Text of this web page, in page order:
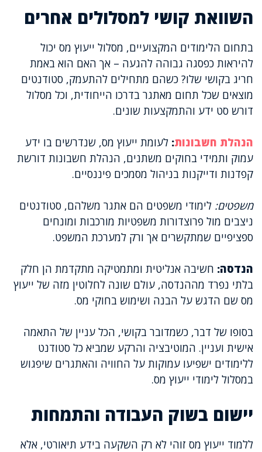
השוואת קושי למסלולים אחרים
בתחום הלימודים המקצועיים, מסלול ייעוץ מס יכול
להיראות כפסגה גבוהה להגעה – אך האם הוא באמת
חריג בקושי שלו? כשהם מתחילים להתעמק, סטודנטים
מוצאים שכל תחום מאתגר בדרכו הייחודית, וכל מסלול
דורש סט ידע והתמקצעות שונים.
הנהלת חשבונות: לעומת ייעוץ מס, שנדרשים בו ידע
עמוק ותמידי בחוקים משתנים, הנהלת חשבונות דורשת
קפדנות ודייקנות בניהול מסמכים פיננסיים.
משפטים: לימודי משפטים הם אתגר משלהם, סטודנטים
ניצבים מול פרוצדורות משפטיות מורכבות ומונחים
ספציפיים שמתקשרים אך ורק למערכת המשפט.
הנדסה: חשיבה אנליטית ומתמטיקה מתקדמת הן חלק
בלתי נפרד מההנדסה, עולם שונה לחלוטין מזה של ייעוץ
מס שם הדגש על הבנה ושימוש בחוקי מס.
בסופו של דבר, כשמדובר בקושי, הכל עניין של התאמה
אישית ועניין. המוטיבציה והרקע שמביא כל סטודנט
ללימודים ישפיעו עמוקות על החוויה והאתגרים שיפגוש
במסלול לימודי ייעוץ מס.
יישום בשוק העבודה והתמחות
ללמוד ייעוץ מס זוהי לא רק השקעה בידע תיאורטי, אלא